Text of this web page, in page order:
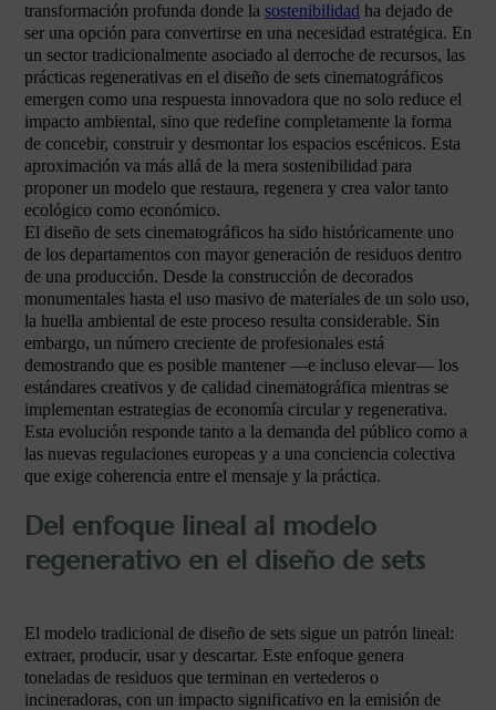
transformación profunda donde la sostenibilidad ha dejado de
ser una opción para convertirse en una necesidad estratégica. En
un sector tradicionalmente asociado al derroche de recursos, las
prácticas regenerativas en el diseño de sets cinematográficos
emergen como una respuesta innovadora que no solo reduce el
impacto ambiental, sino que redefine completamente la forma
de concebir, construir y desmontar los espacios escénicos. Esta
aproximación va más allá de la mera sostenibilidad para
proponer un modelo que restaura, regenera y crea valor tanto
ecológico como económico.
El diseño de sets cinematográficos ha sido históricamente uno
de los departamentos con mayor generación de residuos dentro
de una producción. Desde la construcción de decorados
monumentales hasta el uso masivo de materiales de un solo uso,
la huella ambiental de este proceso resulta considerable. Sin
embargo, un número creciente de profesionales está
demostrando que es posible mantener —e incluso elevar— los
estándares creativos y de calidad cinematográfica mientras se
implementan estrategias de economía circular y regenerativa.
Esta evolución responde tanto a la demanda del público como a
las nuevas regulaciones europeas y a una conciencia colectiva
que exige coherencia entre el mensaje y la práctica.
Del enfoque lineal al modelo
regenerativo en el diseño de sets
El modelo tradicional de diseño de sets sigue un patrón lineal:
extraer, producir, usar y descartar. Este enfoque genera
toneladas de residuos que terminan en vertederos o
incineradoras, con un impacto significativo en la emisión de